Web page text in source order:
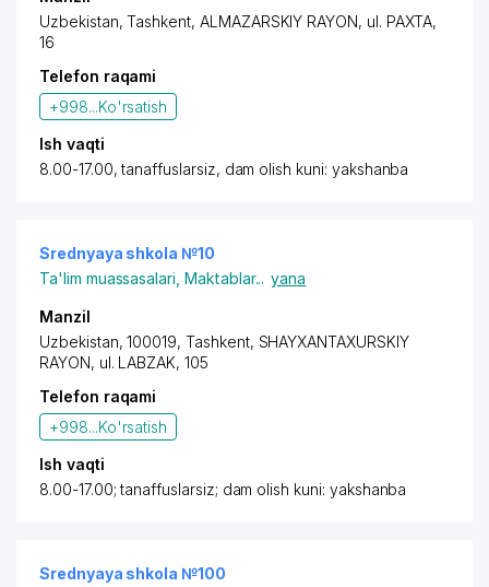
Uzbekistan, Tashkent, ALMAZARSKIY RAYON, ul. PAXTA,
16
Telefon raqami
+998...Ko'rsatish
Ish vaqti
8.00-17.00, tanaffuslarsiz, dam olish kuni: yakshanba
Srednyaya shkola №10
Ta'lim muassasalari Maktablar... yana
Manzil
Uzbekistan, 100019, Tashkent, SHAYXANTAXURSKIY
RAYON, ul. LABZAK, 105
Telefon raqami
+998...Ko'rsatish
Ish vaqti
8.00-17.00; tanaffuslarsiz; dam olish kuni: yakshanba
Srednyaya shkola №100